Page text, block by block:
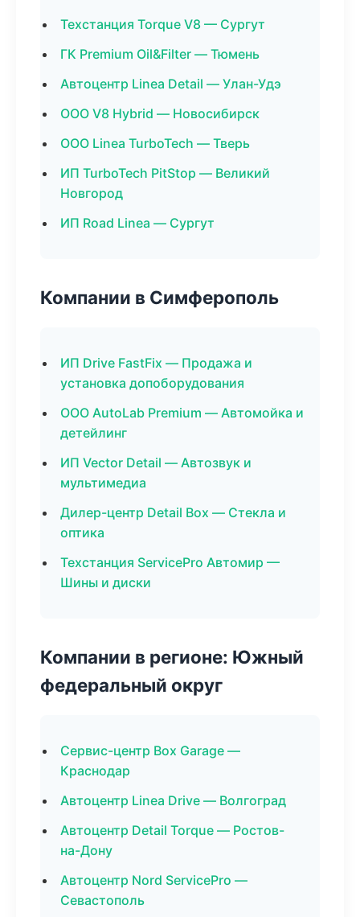
Техстанция Torque V8 — Сургут
ГК Premium Oil&Filter — Тюмень
Автоцентр Linea Detail — Улан-Удэ
ООО V8 Hybrid — Новосибирск
ООО Linea TurboTech — Тверь
ИП TurboTech PitStop — Великий
Новгород
ИП Road Linea — Сургут
Компании в Симферополь
ИП Drive FastFix — Продажа и
установка допоборудования
ООО AutoLab Premium — Автомойка и
детейлинг
ИП Vector Detail — Автозвук и
мультимедиа
Дилер-центр Detail Box — Стекла и
оптика
Техстанция ServicePro Автомир —
Шины и диски
Компании в регионе: Южный
федеральный округ
Сервис-центр Box Garage —
Краснодар
Автоцентр Linea Drive — Волгоград
Автоцентр Detail Torque — Ростов-
на-Дону
Автоцентр Nord ServicePro —
Севастополь